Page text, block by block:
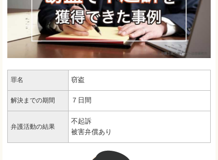
罪名 窃盗
解決までの期間 ７日間
弁護活動の結果
不起訴
被害弁償あり